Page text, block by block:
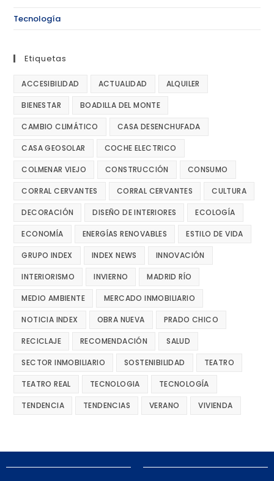
Tecnología
Etiquetas
ACCESIBILIDAD ACTUALIDAD ALQUILER
BIENESTAR BOADILLA DEL MONTE
CAMBIO CLIMÁTICO CASA DESENCHUFADA
CASA GEOSOLAR COCHE ELECTRICO
COLMENAR VIEJO CONSTRUCCIÓN CONSUMO
CORRAL CERVANTES CORRAL CERVANTES CULTURA
DECORACIÓN DISEÑO DE INTERIORES ECOLOGÍA
ECONOMÍA ENERGÍAS RENOVABLES ESTILO DE VIDA
GRUPO INDEX INDEX NEWS INNOVACIÓN
INTERIORISMO INVIERNO MADRID RÍO
MEDIO AMBIENTE MERCADO INMOBILIARIO
NOTICIA INDEX OBRA NUEVA PRADO CHICO
RECICLAJE RECOMENDACIÓN SALUD
SECTOR INMOBILIARIO SOSTENIBILIDAD TEATRO
TEATRO REAL TECNOLOGIA TECNOLOGÍA
TENDENCIA TENDENCIAS VERANO VIVIENDA